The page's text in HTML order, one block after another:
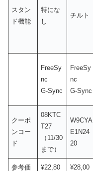
スタン
ド機能
特にな
し
チルト
FreeSy
nc
G-Sync
FreeSy
nc
G-Sync
クーポ
ンコー
ド
08KTC
T27
（11/30
まで）
W9CYA
E1N24
20
参考価 ¥22,80 ¥28,00